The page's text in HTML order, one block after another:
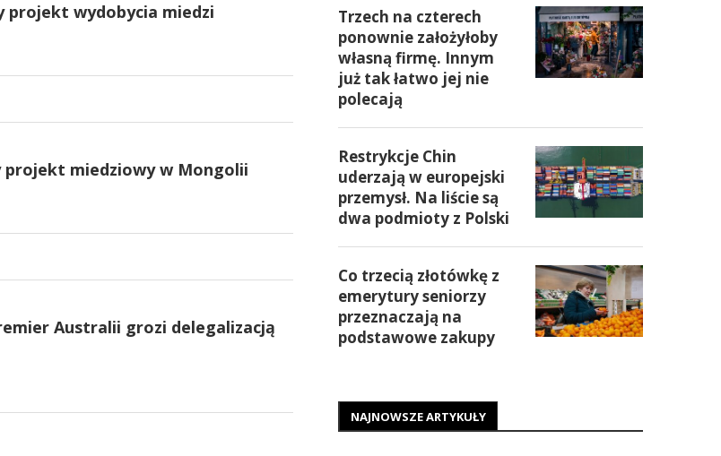
projekt wydobycia miedzi
projekt miedziowy w Mongolii
Australii grozi delegalizacją
Trzech na czterech
ponownie założyłoby
własną firmę. Innym
już tak łatwo jej nie
polecają
Restrykcje Chin
uderzają w europejski
przemysł. Na liście są
dwa podmioty z Polski
Co trzecią złotówkę z
emerytury seniorzy
przeznaczają na
podstawowe zakupy
NAJNOWSZE ARTYKUŁY